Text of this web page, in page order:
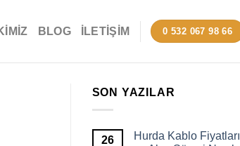
BLOG İLETIŞIM 0 532 067 98 66
SON YAZILAR
26
Hurda Kablo Fiyatları